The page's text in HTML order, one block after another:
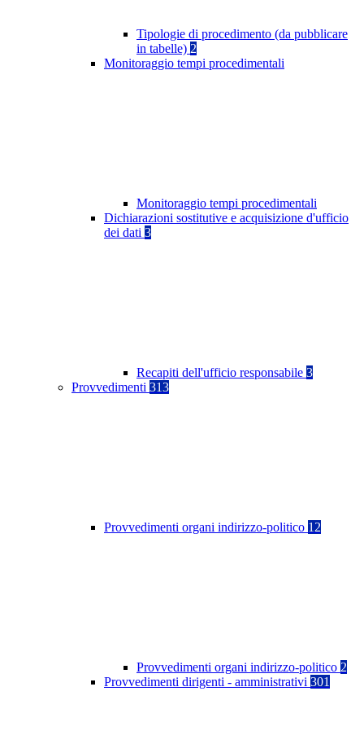
Tipologie di procedimento (da pubblicare
in tabelle) 2
Monitoraggio tempi procedimentali
Monitoraggio tempi procedimentali
Dichiarazioni sostitutive e acquisizione d'ufficio
dei dati 3
Recapiti dell'ufficio responsabile 3
Provvedimenti 313
Provvedimenti organi indirizzo-politico 12
Provvedimenti organi indirizzo-politico 2
Provvedimenti dirigenti - amministrativi 301